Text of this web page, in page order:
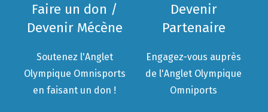
Faire un don /
Devenir Mécène
Soutenez l'Anglet
Olympique Omnisports
en faisant un don !
Devenir
Partenaire
Engagez-vous auprès
de l'Anglet Olympique
Omniports